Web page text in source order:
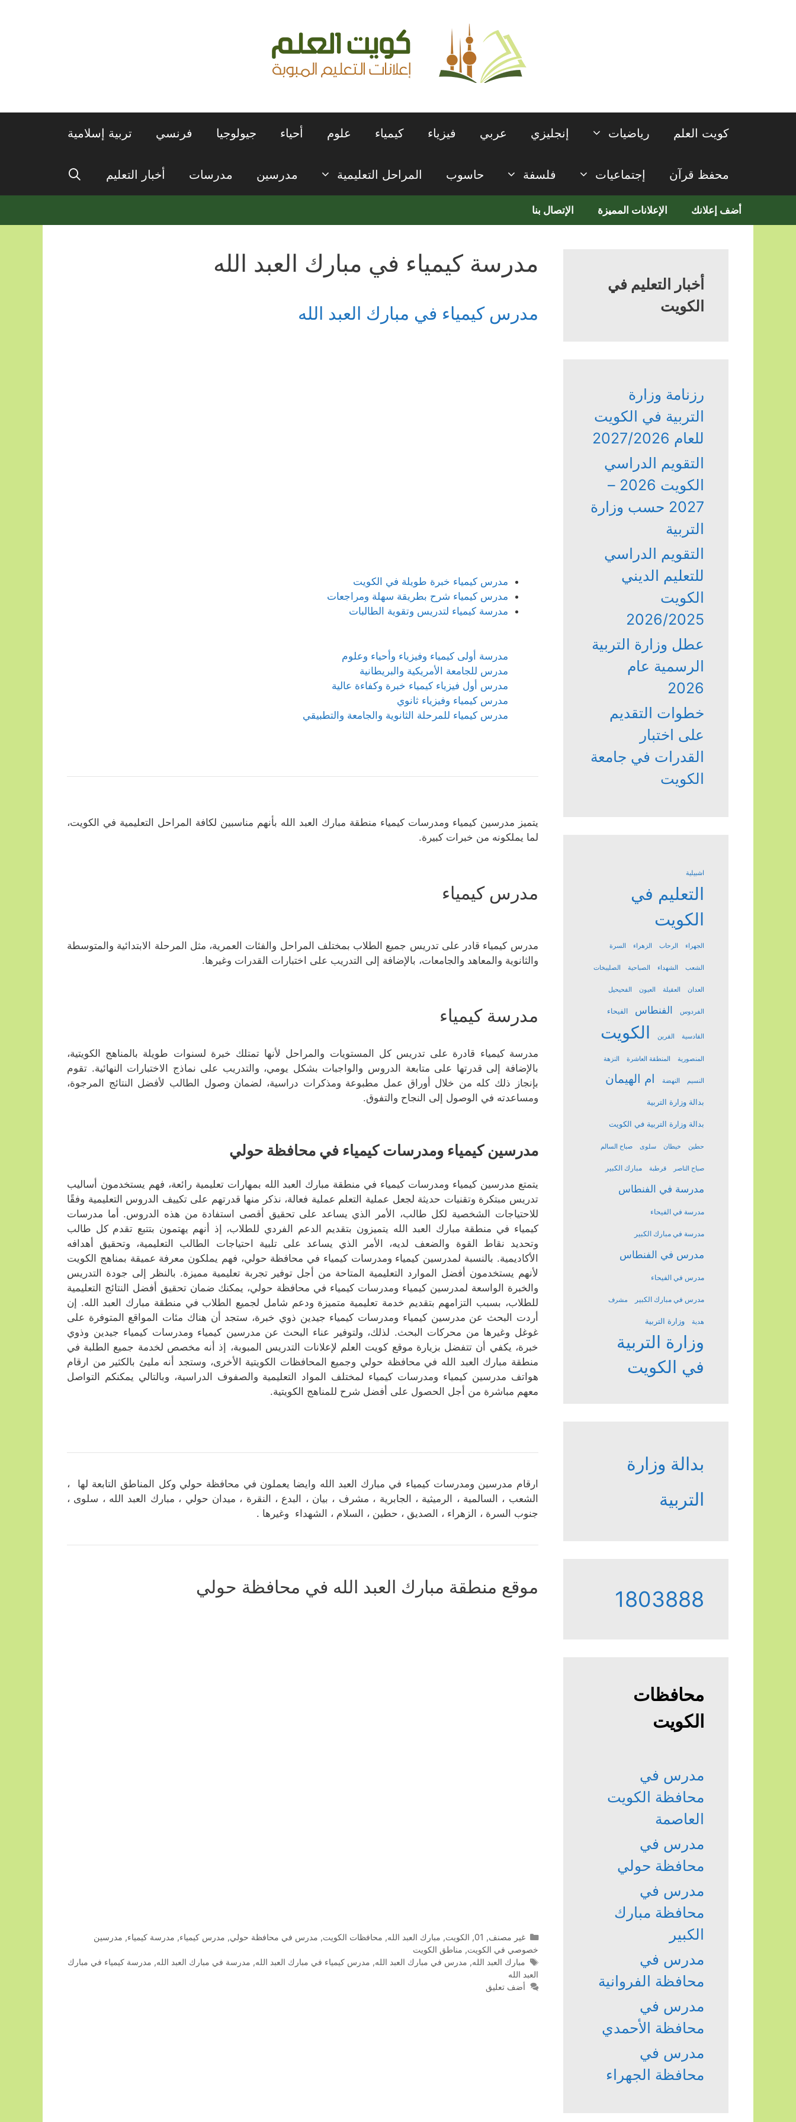
كويت العلم رياضيات إنجليزي عربي فيزياء كيمياء علوم أحياء جيولوجيا فرنسي تربية إسلامية
محفظ قرآن إجتماعيات فلسفة حاسوب المراحل التعليمية مدرسين مدرسات أخبار التعليم
أضف إعلانك الإعلانات المميزة الإتصال بنا
مدرسة كيمياء في مبارك العبد الله
مدرس كيمياء في مبارك العبد الله
مدرس كيمياء خبرة طويلة في الكويت
مدرس كيمياء شرح بطريقة سهلة ومراجعات
مدرسة كيمياء لتدريس وتقوية الطالبات
مدرسة أولى كيمياء وفيزياء وأحياء وعلوم
مدرس للجامعة الأمريكية والبريطانية
مدرس أول فيزياء كيمياء خبرة وكفاءة عالية
مدرس كيمياء وفيزياء ثانوي
مدرس كيمياء للمرحلة الثانوية والجامعة والتطبيقي
يتميز مدرسين كيمياء ومدرسات كيمياء منطقة مبارك العبد الله بأنهم مناسبين لكافة المراحل التعليمية في الكويت،
لما يملكونه من خبرات كبيرة.
مدرس كيمياء
مدرس كيمياء قادر على تدريس جميع الطلاب بمختلف المراحل والفئات العمرية، مثل المرحلة الابتدائية والمتوسطة
والثانوية والمعاهد والجامعات، بالإضافة إلى التدريب على اختبارات القدرات وغيرها.
مدرسة كيمياء
مدرسة كيمياء قادرة على تدريس كل المستويات والمراحل لأنها تمتلك خبرة لسنوات طويلة بالمناهج الكويتية،
بالإضافة إلى قدرتها على متابعة الدروس والواجبات بشكل يومي، والتدريب على نماذج الاختبارات النهائية. تقوم
بإنجاز ذلك كله من خلال أوراق عمل مطبوعة ومذكرات دراسية، لضمان وصول الطالب لأفضل النتائج المرجوة،
ومساعدته في الوصول إلى النجاح والتفوق.
مدرسين كيمياء ومدرسات كيمياء في محافظة حولي
يتمتع مدرسين كيمياء ومدرسات كيمياء في منطقة مبارك العبد الله بمهارات تعليمية رائعة، فهم يستخدمون أساليب
تدريس مبتكرة وتقنيات حديثة لجعل عملية التعلم عملية فعالة، نذكر منها قدرتهم على تكييف الدروس التعليمية وفقًا
للاحتياجات الشخصية لكل طالب، الأمر الذي يساعد على تحقيق أقصى استفادة من هذه الدروس. أما مدرسات
كيمياء في منطقة مبارك العبد الله يتميزون بتقديم الدعم الفردي للطلاب، إذ أنهم يهتمون بتتبع تقدم كل طالب
وتحديد نقاط القوة والضعف لديه، الأمر الذي يساعد على تلبية احتياجات الطالب التعليمية، وتحقيق أهدافه
الأكاديمية. بالنسبة لمدرسين كيمياء ومدرسات كيمياء في محافظة حولي، فهم يملكون معرفة عميقة بمناهج الكويت
لأنهم يستخدمون أفضل الموارد التعليمية المتاحة من أجل توفير تجربة تعليمية مميزة. بالنظر إلى جودة التدريس
والخبرة الواسعة لمدرسين كيمياء ومدرسات كيمياء في محافظة حولي، يمكنك ضمان تحقيق أفضل النتائج التعليمية
للطلاب، بسبب التزامهم بتقديم خدمة تعليمية متميزة ودعم شامل لجميع الطلاب في منطقة مبارك العبد الله. إن
أردت البحث عن مدرسين كيمياء ومدرسات كيمياء جيدين ذوي خبرة، ستجد أن هناك مئات المواقع المتوفرة على
غوغل وغيرها من محركات البحث. لذلك، ولتوفير عناء البحث عن مدرسين كيمياء ومدرسات كيمياء جيدين وذوي
خبرة، يكفي أن تتفضل بزيارة موقع كويت العلم لإعلانات التدريس المبوبة، إذ أنه مخصص لخدمة جميع الطلبة في
منطقة مبارك العبد الله في محافظة حولي وجميع المحافظات الكويتية الأخرى، وستجد أنه مليئ بالكثير من ارقام
هواتف مدرسين كيمياء ومدرسات كيمياء لمختلف المواد التعليمية والصفوف الدراسية، وبالتالي يمكنكم التواصل
معهم مباشرة من أجل الحصول على أفضل شرح للمناهج الكويتية.
ارقام مدرسين ومدرسات كيمياء في مبارك العبد الله وايضا يعملون في محافظة حولي وكل المناطق التابعة لها ،
الشعب ، السالمية ، الرميثية ، الجابرية ، مشرف ، بيان ، البدع ، النقرة ، ميدان حولي ، مبارك العبد الله ، سلوى ،
جنوب السرة ، الزهراء ، الصديق ، حطين ، السلام ، الشهداء وغيرها .
موقع منطقة مبارك العبد الله في محافظة حولي
التصنيفات
غير مصنف,
01
, الكويت, مبارك العبد الله, محافظات الكويت, مدرس في محافظة حولي, مدرس كيمياء, مدرسة كيمياء, مدرسين
خصوصي في الكويت, مناطق الكويت
الوسوم
مبارك العبد الله, مدرس في مبارك العبد الله, مدرس كيمياء في مبارك العبد الله, مدرسة في مبارك العبد الله, مدرسة كيمياء في مبارك
العبد الله
أضف تعليق
أخبار التعليم في
الكويت
رزنامة وزارة
التربية في الكويت
للعام 2027/2026
التقويم الدراسي
الكويت 2026 –
2027 حسب وزارة
التربية
التقويم الدراسي
للتعليم الديني
الكويت
2026/2025
عطل وزارة التربية
الرسمية عام
2026
خطوات التقديم
على اختبار
القدرات في جامعة
الكويت
اشبيلية
التعليم في
الكويت
الجهراء الرحاب الزهراء السرة
الشعب الشهداء الصباحية الصليبخات
العدان العقيلة العيون الفحيحيل
الفردوس الفنطاس الفيحاء
القادسية القرين الكويت
المنصورية المنطقة العاشرة النزهة
النسيم النهضة ام الهيمان
بدالة وزارة التربية
بدالة وزارة التربية في الكويت
حطين خيطان سلوى صباح السالم
صباح الناصر قرطبة مبارك الكبير
مدرسة في الفنطاس
مدرسة في الفيحاء
مدرسة في مبارك الكبير
مدرس في الفنطاس
مدرس في الفيحاء
مدرس في مبارك الكبير مشرف
هدية وزارة التربية
وزارة التربية
في الكويت
بدالة وزارة
التربية
1803888
محافظات
الكويت
مدرس في
محافظة الكويت
العاصمة
مدرس في
محافظة حولي
مدرس في
محافظة مبارك
الكبير
مدرس في
محافظة الفروانية
مدرس في
محافظة الأحمدي
مدرس في
محافظة الجهراء